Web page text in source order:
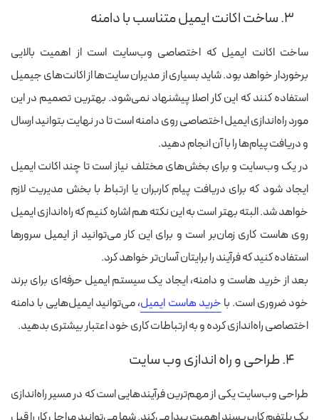
۳. ساخت اکانت ایمیل متناسب با دامنه
ساخت اکانت ایمیل که اختصاصی وب‌سایت است از اهمیت بالایی
برخوردار خواهد بود. شاید بسیاری از مدیران سایت‌ها از اکانت‌های جیمیل
استفاده کنند که این کار اصلا پیشنهاد نمی‌شود. بهترین تصمیم در این
مورد راه‌اندازی ایمیل اختصاصی روی دامنه است تا در نهایت بتوانید ارسال
و دریافت پیام‌ها را با آن انجام دهید.
در یک وب‌سایت و برای بخش‌های مختلف نیاز است تا چند اکانت ایمیل
ایجاد شود که برای دریافت پیام کاربران یا ارتباط با بخش مدیریت لازم
خواهد شد. البته بهتر است به این نکته هم اشاره کنیم که راه‌اندازی ایمیل
روی هاست کاری زمان‌بر است و برای این کار می‌توانید از ایمیل سرورها
استفاده کنید که فرآیند را برایتان آسان‌تر خواهد کرد.
بعد از خرید هاست و دامنه، ایجاد یک سیستم ایمیل حرفه‌ای برای برند
خود ضروری است. با خرید هاست ایمیل، می‌توانید ایمیل‌هایی با دامنه
اختصاصی راه‌اندازی کرده و به ارتباطات کاری خود اعتبار بیشتری بدهید.
۴. طراحی و راه اندازی وب سایت
طراحی وب‌سایت یکی از مهم‌ترین فرآیندهایی است که در مسیر راه‌اندازی